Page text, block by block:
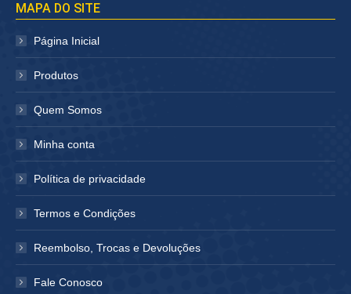
abre
em
janela
abre
janela
MAPA DO SITE
Página Inicial
Produtos
Quem Somos
Minha conta
Política de privacidade
Termos e Condições
Reembolso, Trocas e Devoluções
Fale Conosco